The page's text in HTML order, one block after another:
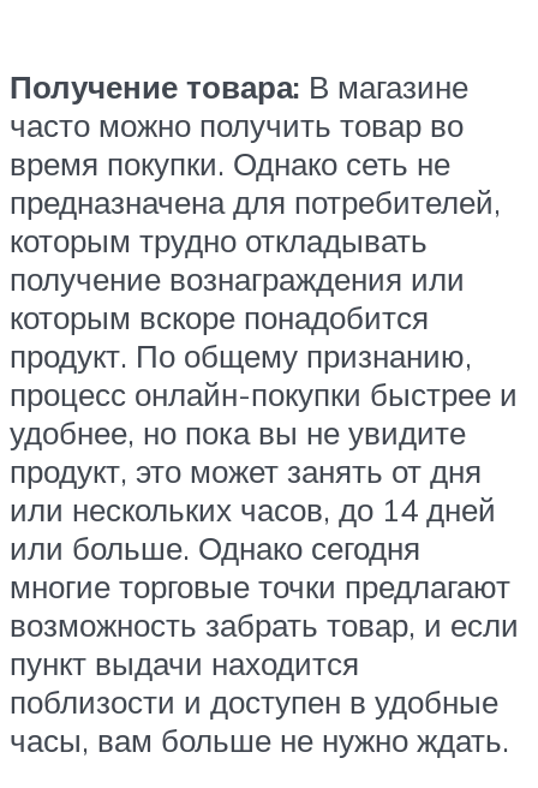
Получение товара: В магазине
часто можно получить товар во
время покупки. Однако сеть не
предназначена для потребителей,
которым трудно откладывать
получение вознаграждения или
которым вскоре понадобится
продукт. По общему признанию,
процесс онлайн-покупки быстрее и
удобнее, но пока вы не увидите
продукт, это может занять от дня
или нескольких часов, до 14 дней
или больше. Однако сегодня
многие торговые точки предлагают
возможность забрать товар, и если
пункт выдачи находится
поблизости и доступен в удобные
часы, вам больше не нужно ждать.